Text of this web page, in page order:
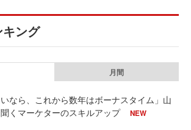
ング
月間
いなら、これから数年はボーナスタイム」山
くマーケターのスキルアップ
NEW